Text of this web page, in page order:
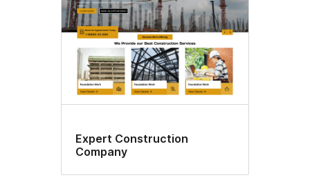
Expert Construction
Company